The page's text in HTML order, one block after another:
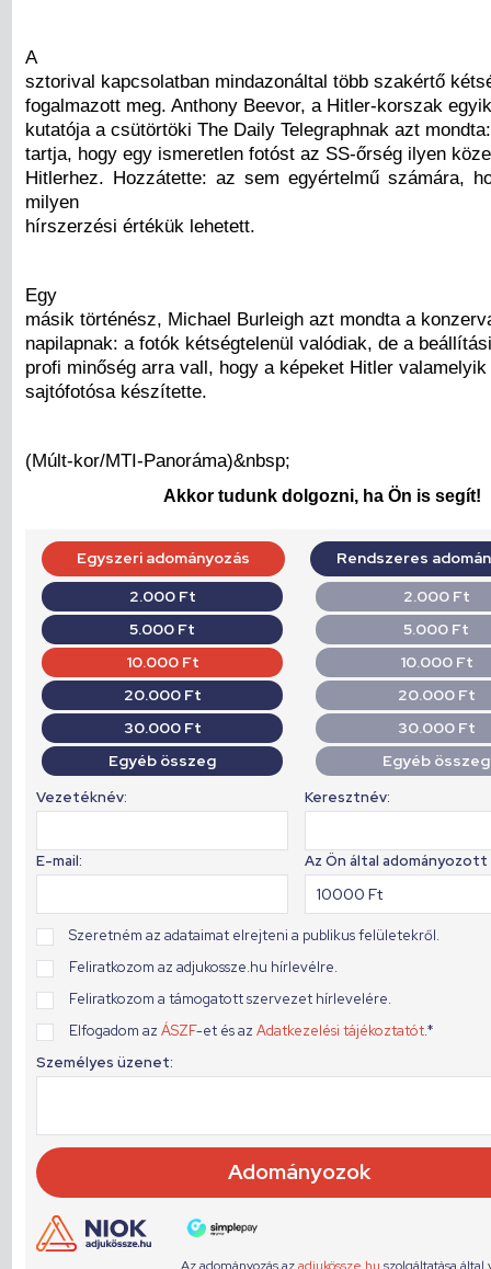
A
sztorival kapcsolatban mindazonáltal több szakértő
fogalmazott meg. Anthony Beevor, a Hitler-korszak
kutatója a csütörtöki The Daily Telegraphnak azt
tartja, hogy egy ismeretlen fotóst az SS-őrség ilyen
Hitlerhez. Hozzátette: az sem egyértelmű számára,
milyen
hírszerzési értékük lehetett.
Egy
másik történész, Michael Burleigh azt mondta a
napilapnak: a fotók kétségtelenül valódiak, de a
profi minőség arra vall, hogy a képeket Hitler
sajtófotósa készítette.
(Múlt-kor/MTI-Panoráma)&nbsp;
Akkor tudunk dolgozni, ha Ön is segít!